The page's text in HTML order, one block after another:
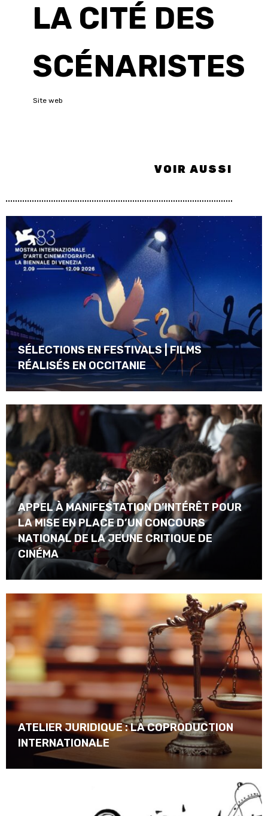
LA CITÉ DES
SCÉNARISTES
Site web
VOIR AUSSI
SÉLECTIONS EN FESTIVALS | FILMS
RÉALISÉS EN OCCITANIE
APPEL À MANIFESTATION D’INTÉRÊT POUR
LA MISE EN PLACE D’UN CONCOURS
NATIONAL DE LA JEUNE CRITIQUE DE
CINÉMA
ATELIER JURIDIQUE : LA COPRODUCTION
INTERNATIONALE